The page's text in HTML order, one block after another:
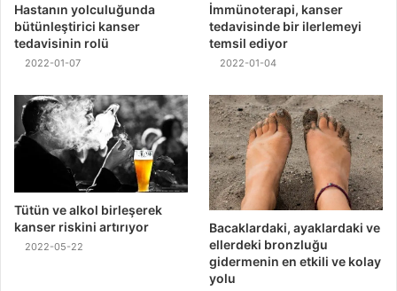
Hastanın yolculuğunda
bütünleştirici kanser
tedavisinin rolü
2022-01-07
İmmünoterapi, kanser
tedavisinde bir ilerlemeyi
temsil ediyor
2022-01-04
Tütün ve alkol birleşerek
kanser riskini artırıyor
2022-05-22
Bacaklardaki, ayaklardaki ve
ellerdeki bronzluğu
gidermenin en etkili ve kolay
yolu